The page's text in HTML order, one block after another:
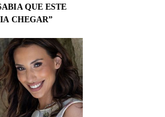
QUE ESTE
CHEGAR”